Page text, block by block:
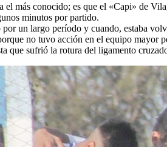
más conocido; es que el «Capi» de
minutos por partido.
un largo período y cuando, estaba
no tuvo acción en el equipo
que sufrió la rotura del ligamento